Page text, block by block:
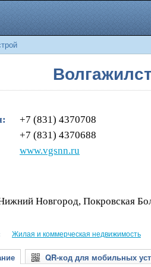
+7 (831) 4370708
+7 (831) 4370688
www.vgsnn.ru
Новгород, Покровская
Жилая и коммерческая недвижимость
QR-код для мобильных